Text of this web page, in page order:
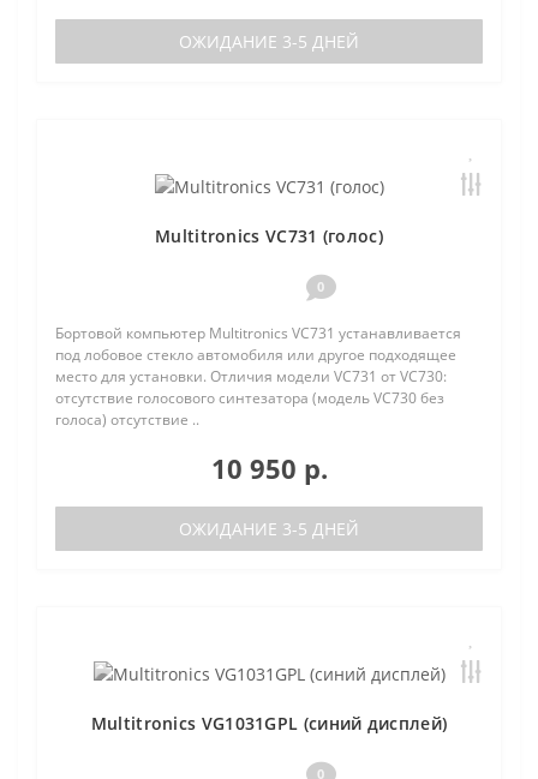
ОЖИДАНИЕ 3-5 ДНЕЙ
Multitronics VC731 (голос)
0
Бортовой компьютер Multitronics VC731 устанавливается
под лобовое стекло автомобиля или другое подходящее
место для установки. Отличия модели VC731 от VC730:
отсутствие голосового синтезатора (модель VC730 без
голоса) отсутствие ..
10 950 р.
ОЖИДАНИЕ 3-5 ДНЕЙ
Multitronics VG1031GPL (синий дисплей)
0